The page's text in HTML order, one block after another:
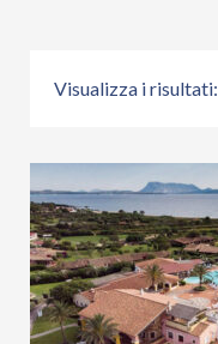
Visualizza i risultati: